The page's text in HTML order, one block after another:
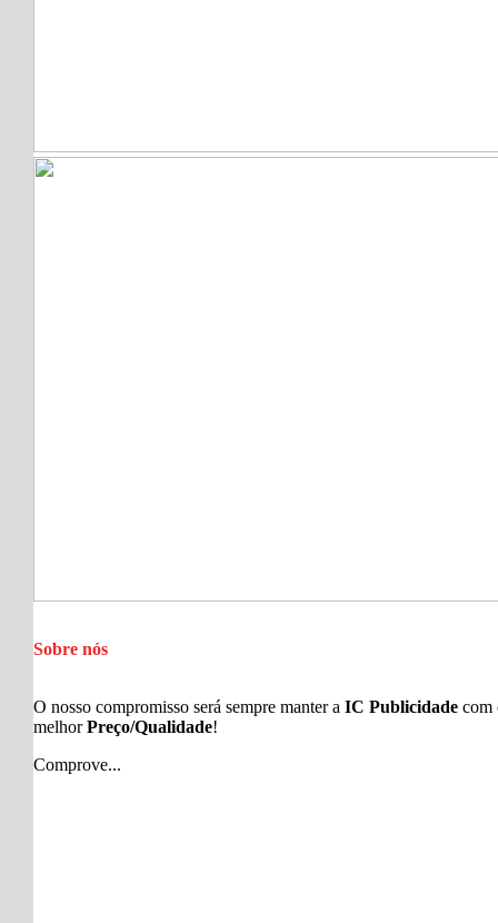
Sobre nós
O nosso compromisso será sempre manter a IC Publicidade com
melhorPreço/Qualidade!
Comprove...